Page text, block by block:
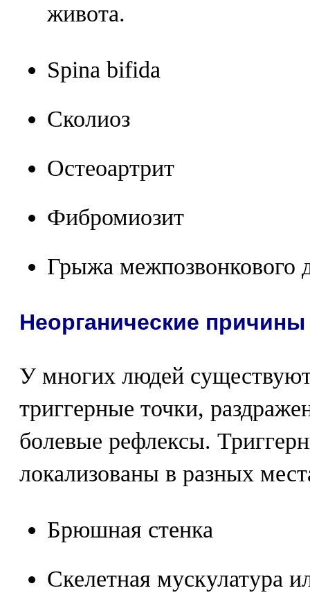
живота.
Spina bifida
Сколиоз
Остеоартрит
Фибромиозит
Грыжа межпозвонкового
Неорганические причины
У многих людей
триггерные точки,
болевые рефлексы.
локализованы в разных
Брюшная стенка
Скелетная мускулатура